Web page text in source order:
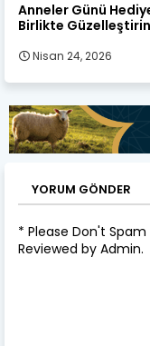
Anneler Günü
Birlikte Güzelleştirin
Nisan 24, 2026
YORUM GÖNDER
* Please Don't
Reviewed by Admin.